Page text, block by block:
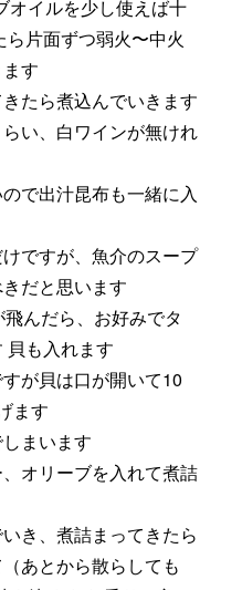
オイルを少し使えば十
片面ずつ弱火〜中火
す
たら煮込んでいきます
い、白ワインが無けれ
で出汁昆布も一緒に入
ですが、魚介のスープ
だと思います
んだら、お好みでタ
貝も入れます
が貝は口が開いて10
ます
まいます
オリーブを入れて煮詰
き、煮詰まってきたら
あとから散らしても